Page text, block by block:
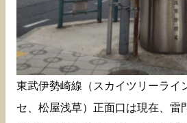
東武伊勢崎線（スカイツリーライ
セ、松屋浅草）正面口は現在、雷